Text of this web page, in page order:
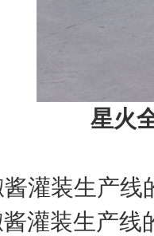
星火
灌装生产线
灌装生产线